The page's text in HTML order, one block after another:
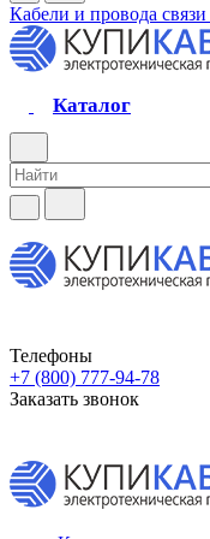
Кабели и провода связи
Каталог
Телефоны
+7 (800) 777-94-78
Заказать звонок